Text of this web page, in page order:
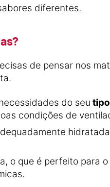
diferentes.
de pensar nos
do seu
condições de
o que é perfeito para